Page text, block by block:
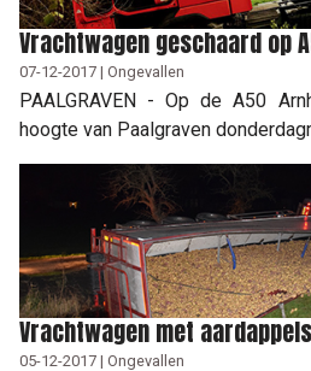
Vrachtwagen geschaard op
07-12-2017 | Ongevallen
PAALGRAVEN - Op de A50
hoogte van Paalgraven
Vrachtwagen met
05-12-2017 | Ongevallen